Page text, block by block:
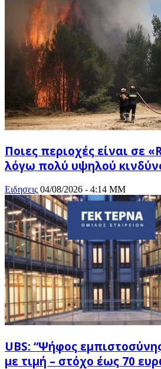
Ποιες περιοχές είναι σε
λόγω πολύ υψηλού
Ειδησεις 04/08/2026 - 4:14 ΜΜ
UBS: “Ψήφος
με τιμή – στόχο έως 70